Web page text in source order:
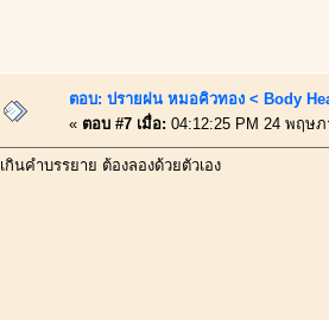
ตอบ: ปรายฝน หมอคิวทอง < Body
« ตอบ #7 เมื่อ: 04:12:25 PM 24 พฤษ
เกินคำบรรยาย ต้องลองด้วยตัวเอง